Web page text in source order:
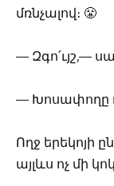
մռնչալով։ 😤
— Զգո՛ւյշ,—
— Խոսափողը
Ողջ երեկոյի
այլևս ոչ մի